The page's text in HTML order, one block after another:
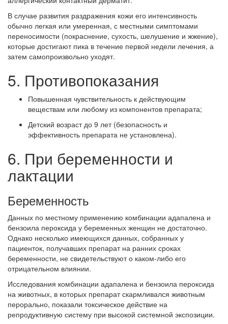
В случае развития раздражения кожи его интенсивность
обычно легкая или умеренная, с местными симптомами
переносимости (покраснение, сухость, шелушение и жжение),
которые достигают пика в течение первой недели лечения, а
затем самопроизвольно уходят.
5. Противопоказания
Повышенная чувствительность к действующим
веществам или любому из компонентов препарата;
Детский возраст до 9 лет (безопасность и
эффективность препарата не установлена).
6. При беременности и
лактации
Беременность
Данных по местному применению комбинации адапалена и
бензоила пероксида у беременных женщин не достаточно.
Однако несколько имеющихся данных, собранных у
пациенток, получавших препарат на ранних сроках
беременности, не свидетельствуют о каком-либо его
отрицательном влиянии.
Исследования комбинации адапалена и бензоила пероксида
на животных, в которых препарат скармливался животным
перорально, показали токсическое действие на
репродуктивную систему при высокой системной экспозиции.